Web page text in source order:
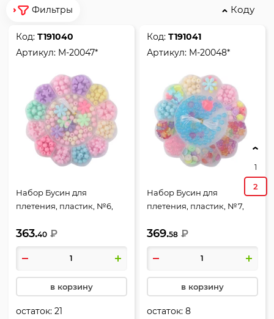
Фильтры Коду
Код:Т191040
Артикул: M-20047*
Набор Бусин для
плетения, пластик, №6,
363.40 ₽
в корзину
остаток:21
Код:Т191041
Артикул: M-20048*
Набор Бусин для
плетения, пластик, №7,
369.58 ₽
в корзину
остаток:8
1
2